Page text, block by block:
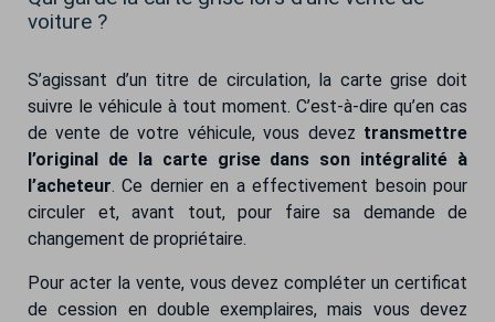
voiture ?
S’agissant d’un titre de circulation, la carte grise doit
suivre le véhicule à tout moment. C’est-à-dire qu’en cas
de vente de votre véhicule, vous devez transmettre
l’original de la carte grise dans son intégralité à
l’acheteur. Ce dernier en a effectivement besoin pour
circuler et, avant tout, pour faire sa demande de
changement de propriétaire.
Pour acter la vente, vous devez compléter un certificat
de cession en double exemplaires, mais vous devez